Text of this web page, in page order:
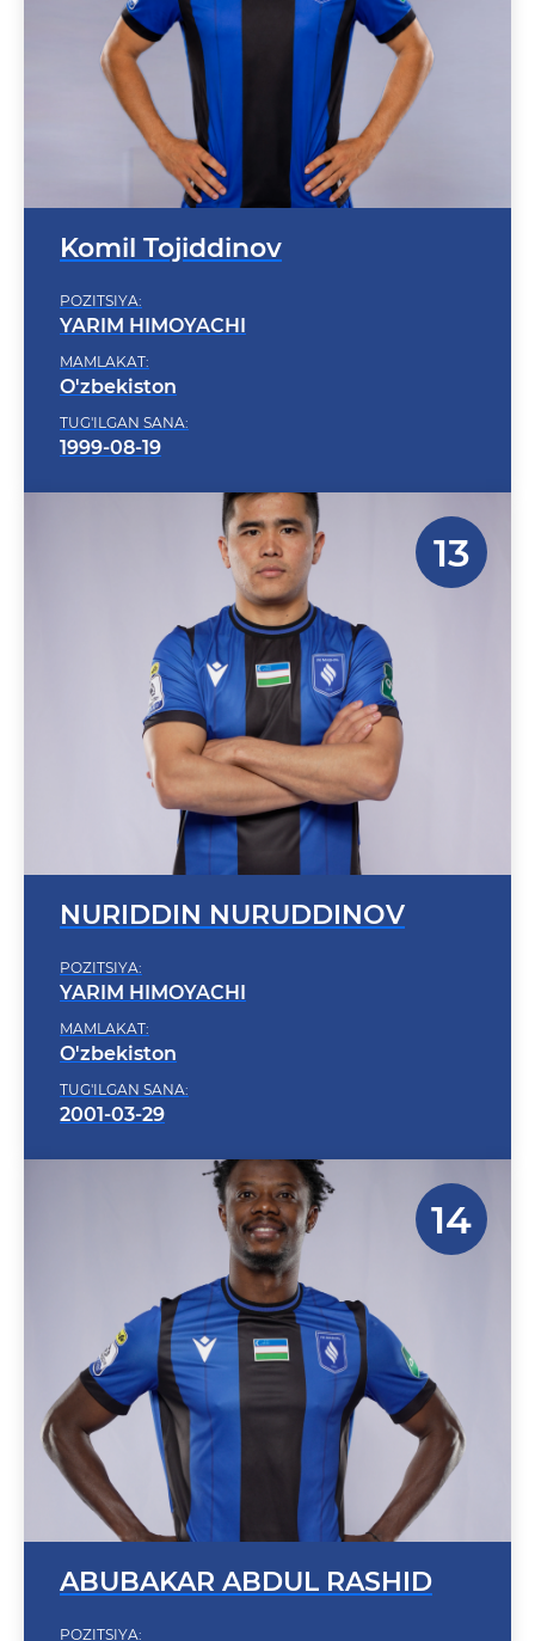
Komil Tojiddinov
YARIM HIMOYACHI
MAMLAKAT:
O'zbekiston
TUG'ILGAN SANA:
1999-08-19
NURIDDIN NURUDDINOV
YARIM HIMOYACHI
MAMLAKAT:
O'zbekiston
TUG'ILGAN SANA:
2001-03-29
ABUBAKAR ABDUL RASHID
YARIM HIMOYACHI